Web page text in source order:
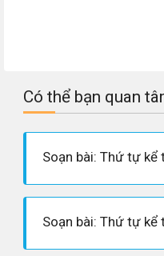
Có thể bạn quan
Soạn bài: Thứ tự
Soạn bài: Thứ tự